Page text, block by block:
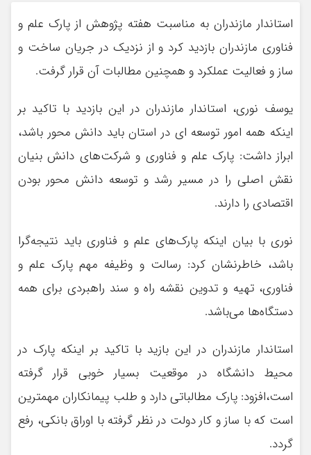
استاندار مازندران به مناسبت هفته پژوهش از پارک علم و
فناوری مازندران بازدید کرد و از نزدیک در جریان ساخت و
ساز و فعالیت عملکرد و همچنین مطالبات آن قرار گرفت.
یوسف نوری، استاندار مازندران در این بازدید با تاکید بر
اینکه همه امور توسعه ای در استان باید دانش محور باشد،
ابراز داشت: پارک علم و فناوری و شرکت‌های دانش بنیان
نقش اصلی را در مسیر رشد و توسعه دانش محور بودن
اقتصادی را دارند.
نوری با بیان اینکه پارک‌های علم و فناوری باید نتیجه‌گرا
باشد، خاطرنشان کرد: رسالت و وظیفه مهم پارک علم و
فناوری، تهیه و تدوین نقشه راه و سند راهبردی برای همه
دستگاه‌ها می‌باشد.
استاندار مازندران در این بازید با تاکید بر اینکه پارک در
محیط دانشگاه در موقعیت بسیار خوبی قرار گرفته
است،افزود: پارک مطالباتی دارد و طلب پیمانکاران مهمترین
است که با ساز و کار دولت در نظر گرفته با اوراق بانکی، رفع
گردد.